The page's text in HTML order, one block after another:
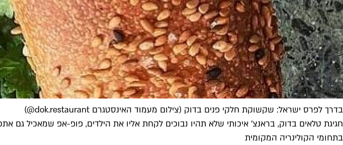
בדרך לפרס ישראל: שקשוקת חלקי פנים בדוק (צילום מעמוד האינסטגרם dok.restaurant@)
חגיגת טלאים בדוק, בראנצ' איכותי שלא תהיו נבוכים לקחת אליו את הילדים, פופ-אפ שמאכיל
בתחומי הקולינריה המקומית